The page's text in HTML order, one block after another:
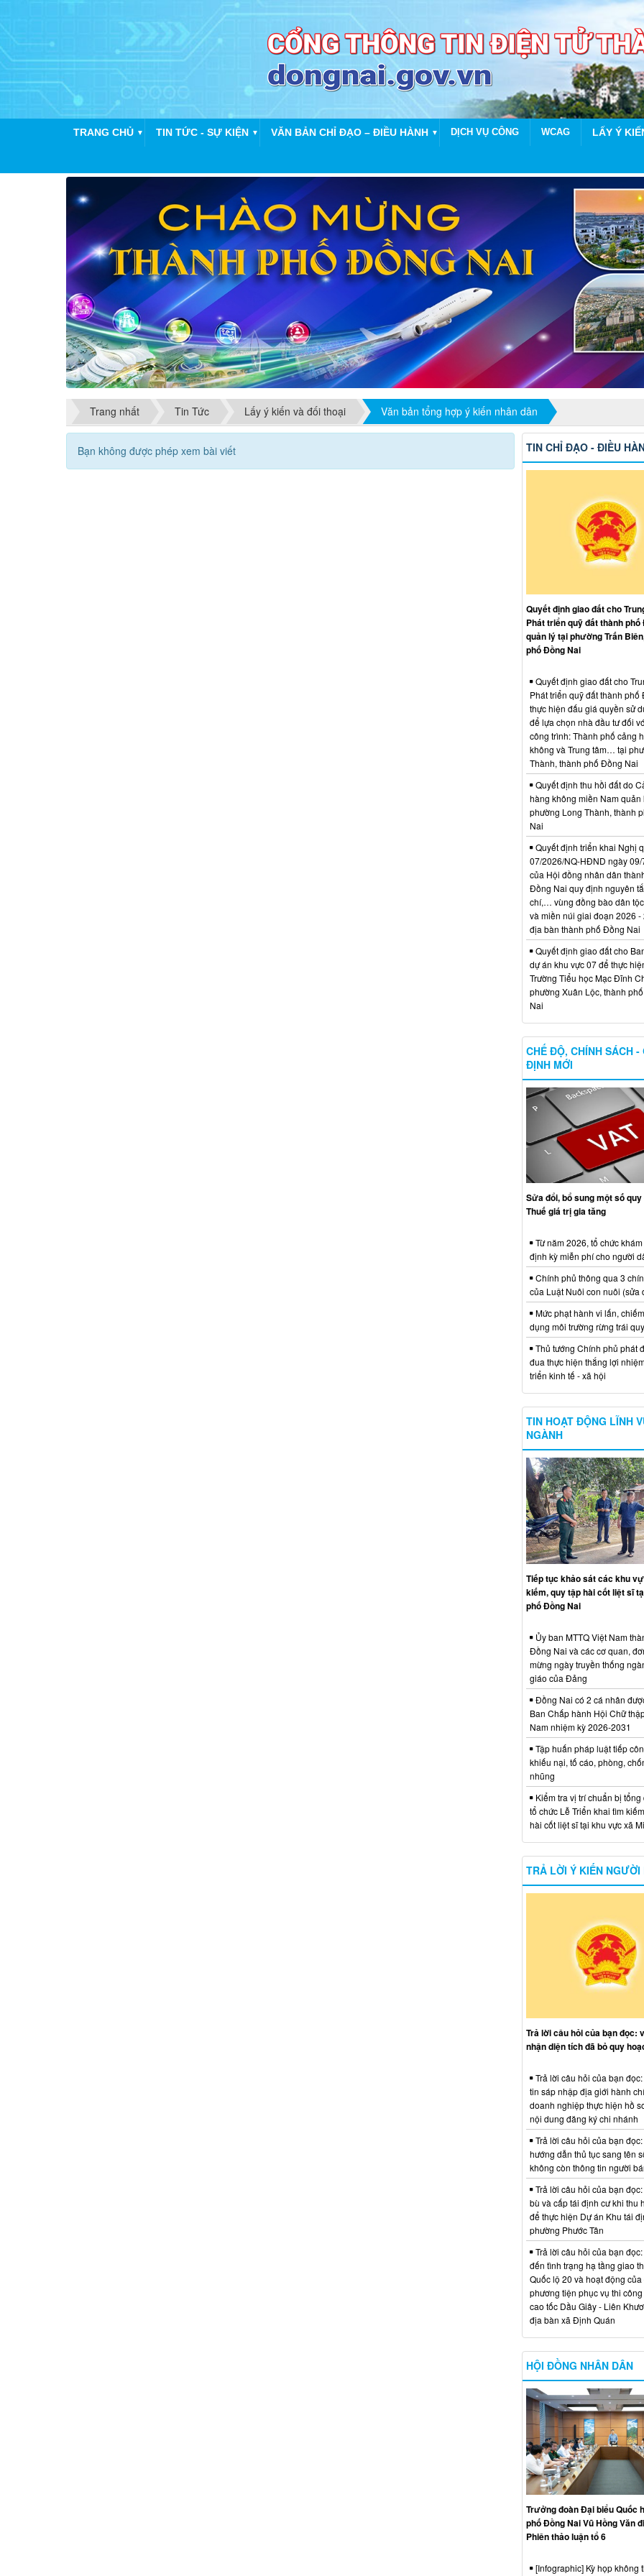
TRANG CHỦ ▼ TIN TỨC - SỰ KIỆN ▼ VĂN BẢN CHỈ ĐẠO – ĐIỀU HÀNH ▼ DỊCH VỤ CÔNG WCAG LẤY Ý
Trang nhất Tin Tức Lấy ý kiến và đối thoại Văn bản tổng hợp ý kiến nhân dân
Bạn không được phép xem bài viết TIN CHỈ ĐẠO - ĐIỀU
Quyết định giao đất cho
Phát triển quỹ đất thành phố
quản lý tại phường Trấn
phố Đồng Nai
Quyết định giao đất cho
Phát triển quỹ đất thành phố
thực hiện đấu giá quyền sử
để lựa chọn nhà đầu tư đối
công trình: Thành phố cảng
không và Trung tâm… tại
Thành, thành phố Đồng Nai
Quyết định thu hồi đất do
hàng không miền Nam quản
phường Long Thành, thành
Nai
Quyết định triển khai Nghị
07/2026/NQ-HĐND ngày 09/
của Hội đồng nhân dân
Đồng Nai quy định nguyên
chí,… vùng đồng bào dân
và miền núi giai đoạn 2026 -
địa bàn thành phố Đồng Nai
Quyết định giao đất cho
dự án khu vực 07 để thực
Trường Tiểu học Mạc Đĩnh
phường Xuân Lộc, thành
Nai
CHẾ ĐỘ, CHÍNH SÁCH -
ĐỊNH MỚI
Sửa đổi, bổ sung một số
Thuế giá trị gia tăng
Từ năm 2026, tổ chức
định kỳ miễn phí cho người
Chính phủ thông qua 3
của Luật Nuôi con nuôi (sửa
Mức phạt hành vi lấn,
dụng môi trường rừng trái
Thủ tướng Chính phủ phát
đua thực hiện thắng lợi
triển kinh tế - xã hội
TIN HOẠT ĐỘNG LĨNH
NGÀNH
Tiếp tục khảo sát các khu
kiếm, quy tập hài cốt liệt sĩ
phố Đồng Nai
Ủy ban MTTQ Việt Nam
Đồng Nai và các cơ quan,
mừng ngày truyền thống
giáo của Đảng
Đồng Nai có 2 cá nhân
Ban Chấp hành Hội Chữ
Nam nhiệm kỳ 2026-2031
Tập huấn pháp luật tiếp
khiếu nại, tố cáo, phòng,
nhũng
Kiểm tra vị trí chuẩn bị tổng
tổ chức Lễ Triển khai tìm
hài cốt liệt sĩ tại khu vực xã
TRẢ LỜI Ý KIẾN NGƯỜI
Trả lời câu hỏi của bạn đọc:
nhận diện tích đã bỏ quy
Trả lời câu hỏi của bạn
tin sáp nhập địa giới hành
doanh nghiệp thực hiện hồ
nội dung đăng ký chi nhánh
Trả lời câu hỏi của bạn
hướng dẫn thủ tục sang tên
không còn thông tin người
Trả lời câu hỏi của bạn
bù và cấp tái định cư khi thu
để thực hiện Dự án Khu tái
phường Phước Tân
Trả lời câu hỏi của bạn
đến tình trạng hạ tầng giao
Quốc lộ 20 và hoạt động của
phương tiện phục vụ thi
cao tốc Dầu Giây - Liên
địa bàn xã Định Quán
HỘI ĐỒNG NHÂN DÂN
Trưởng đoàn Đại biểu Quốc
phố Đồng Nai Vũ Hồng Văn
Phiên thảo luận tổ 6
[Infographic] Kỳ họp không